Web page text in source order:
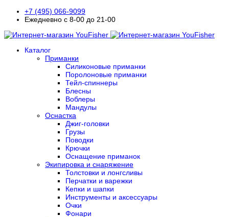
+7 (495) 066-9099
Ежедневно с 8-00 до 21-00
Каталог
Приманки
Силиконовые приманки
Поролоновые приманки
Тейл-спиннеры
Блесны
Воблеры
Мандулы
Оснастка
Джиг-головки
Грузы
Поводки
Крючки
Оснащение приманок
Экипировка и снаряжение
Толстовки и лонгсливы
Перчатки и варежки
Кепки и шапки
Инструменты и аксессуары
Очки
Фонари